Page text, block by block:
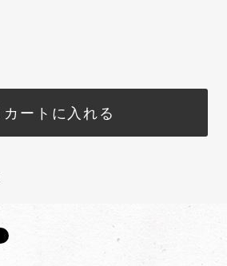
カートに入れる